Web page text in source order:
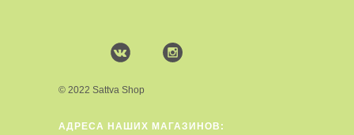
АДРЕСА НАШИХ МАГАЗИНОВ:
© 2022 Sattva Shop